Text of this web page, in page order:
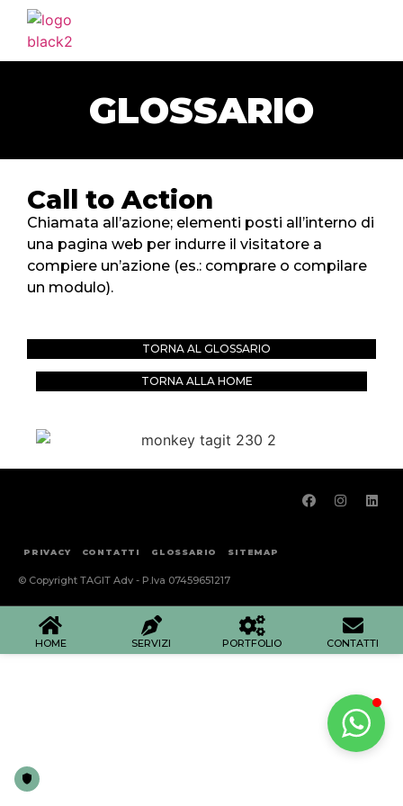
GLOSSARIO
Call to Action
Chiamata all’azione; elementi posti all’interno di
una pagina web per indurre il visitatore a
compiere un’azione (es.: comprare o compilare
un modulo).
TORNA AL GLOSSARIO
TORNA ALLA HOME
© Copyright TAGIT Adv - P.Iva 07459651217
PRIVACY CONTATTI GLOSSARIO SITEMAP
HOME SERVIZI PORTFOLIO CONTATTI
HOME
SERVIZI
CLIENTI
BLOG
CONTATTI